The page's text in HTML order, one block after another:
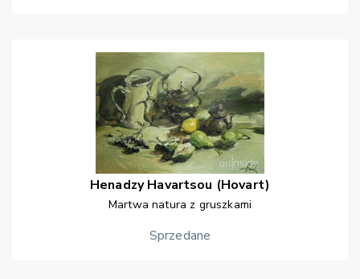
Henadzy Havartsou (Hovart)
Martwa natura z gruszkami
Sprzedane